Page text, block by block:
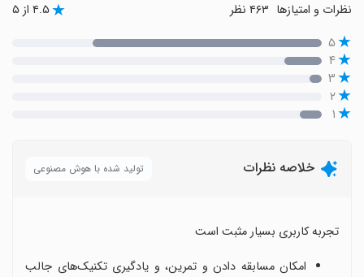
نظرات و امتیازها ۴.۵ از ۵
۵
۴
۳
۲
۱
خلاصه نظرات تولید شده با هوش مصنوعی
تجربه کاربری بسیار مثبت است
امکان مسابقه دادن و تمرین، و یادگیری تکنیک‌های جالب